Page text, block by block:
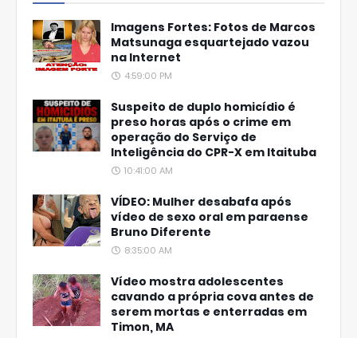
Imagens Fortes: Fotos de Marcos
Matsunaga esquartejado vazou
na Internet
4:59:00 PM
Suspeito de duplo homicídio é
preso horas após o crime em
operação do Serviço de
Inteligência do CPR-X em Itaituba
10:41:00 AM
VÍDEO: Mulher desabafa após
vídeo de sexo oral em paraense
Bruno Diferente
8:35:00 AM
Vídeo mostra adolescentes
cavando a própria cova antes de
serem mortas e enterradas em
Timon, MA